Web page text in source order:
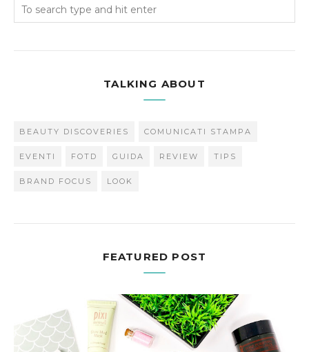
TALKING ABOUT
BEAUTY DISCOVERIES COMUNICATI STAMPA
EVENTI FOTD GUIDA REVIEW TIPS
BRAND FOCUS LOOK
FEATURED POST